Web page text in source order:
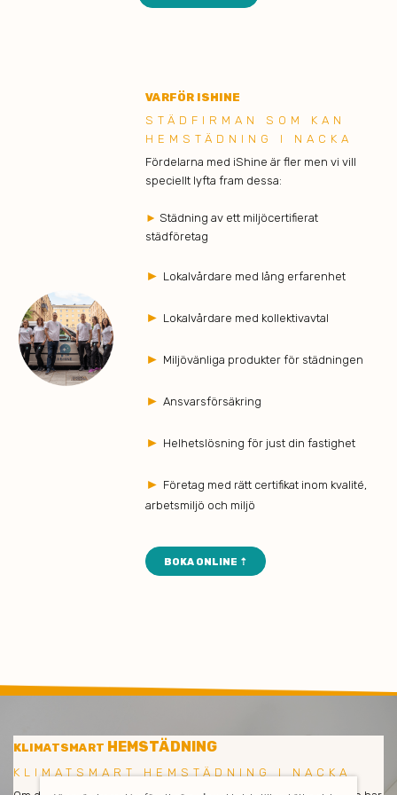
VARFÖR ISHINE
STÄDFIRMAN SOM KAN
HEMSTÄDNING I NACKA
Fördelarna med iShine är fler men vi vill
speciellt lyfta fram dessa:
► Städning av ett miljöcertifierat
städföretag
► Lokalvårdare med lång erfarenhet
► Lokalvårdare med kollektivavtal
► Miljövänliga produkter för städningen
►Ansvarsförsäkring
► Helhetslösning för just din fastighet
► Företag med rätt certifikat inom kvalité,
arbetsmiljö och miljö
BOKA ONLINE ⇡
KLIMATSMART HEMSTÄDNING
KLIMATSMART HEMSTÄDNING I NACKA